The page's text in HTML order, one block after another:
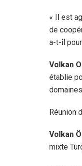
« Il est
de
a-t-il
Volkan
établie
Réunion
Volkan
mixte